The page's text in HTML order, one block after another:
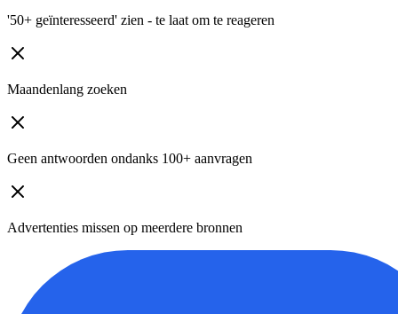
'50+ geïnteresseerd' zien - te laat om te reageren
Maandenlang zoeken
Geen antwoorden ondanks 100+ aanvragen
Advertenties missen op meerdere bronnen